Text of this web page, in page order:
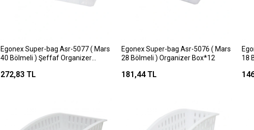
Egonex Super-bag Asr-5077 ( Mars
40 Bölmeli ) Şeffaf Organizer
272,83 TL
Egonex Super-bag Asr-5076 ( Mars
28 Bölmeli ) Organizer Box*12
181,44 TL
18